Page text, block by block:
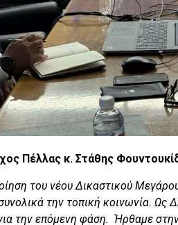
Πέλλας κ. Στάθης
του νέου Δικαστικού
την τοπική κοινωνία.
την επόμενη φάση. Ήρθαμε